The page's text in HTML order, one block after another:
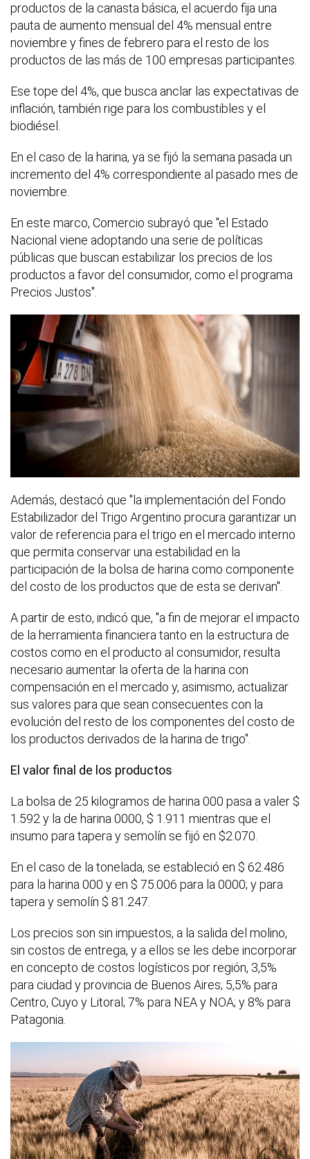
productos de la canasta básica, el acuerdo fija una
pauta de aumento mensual del 4% mensual entre
noviembre y fines de febrero para el resto de los
productos de las más de 100 empresas participantes.
Ese tope del 4%, que busca anclar las expectativas de
inflación, también rige para los combustibles y el
biodiésel.
En el caso de la harina, ya se fijó la semana pasada un
incremento del 4% correspondiente al pasado mes de
noviembre.
En este marco, Comercio subrayó que "el Estado
Nacional viene adoptando una serie de políticas
públicas que buscan estabilizar los precios de los
productos a favor del consumidor, como el programa
Precios Justos".
Además, destacó que "la implementación del Fondo
Estabilizador del Trigo Argentino procura garantizar un
valor de referencia para el trigo en el mercado interno
que permita conservar una estabilidad en la
participación de la bolsa de harina como componente
del costo de los productos que de esta se derivan".
A partir de esto, indicó que, "a fin de mejorar el impacto
de la herramienta financiera tanto en la estructura de
costos como en el producto al consumidor, resulta
necesario aumentar la oferta de la harina con
compensación en el mercado y, asimismo, actualizar
sus valores para que sean consecuentes con la
evolución del resto de los componentes del costo de
los productos derivados de la harina de trigo".
El valor final de los productos
La bolsa de 25 kilogramos de harina 000 pasa a valer $
1.592 y la de harina 0000, $ 1.911 mientras que el
insumo para tapera y semolín se fijó en $2.070.
En el caso de la tonelada, se estableció en $ 62.486
para la harina 000 y en $ 75.006 para la 0000; y para
tapera y semolín $ 81.247.
Los precios son sin impuestos, a la salida del molino,
sin costos de entrega, y a ellos se les debe incorporar
en concepto de costos logísticos por región, 3,5%
para ciudad y provincia de Buenos Aires; 5,5% para
Centro, Cuyo y Litoral; 7% para NEA y NOA; y 8% para
Patagonia.